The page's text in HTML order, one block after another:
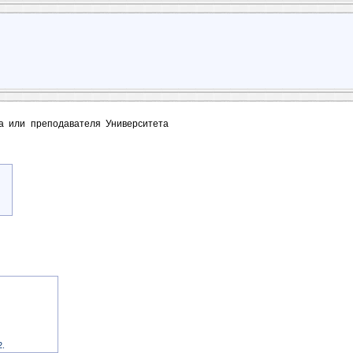
или преподавателя Университета